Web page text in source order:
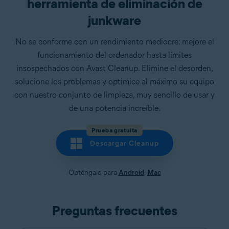
herramienta de eliminación de
junkware
No se conforme con un rendimiento mediocre: mejore el
funcionamiento del ordenador hasta límites
insospechados con Avast Cleanup. Elimine el desorden,
solucione los problemas y optimice al máximo su equipo
con nuestro conjunto de limpieza, muy sencillo de usar y
de una potencia increíble.
Prueba gratuita
Descargar Cleanup
Obténgalo para Android, Mac
Preguntas frecuentes